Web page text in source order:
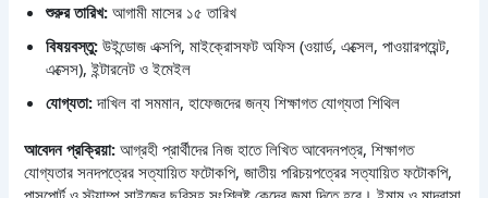
শুরুর তারিখ: আগামী মাসের ১৫ তারিখ
বিষয়বস্তু: উইন্ডোজ এক্সপি, মাইক্রোসফট অফিস (ওয়ার্ড, এক্সেল, পাওয়ারপয়েন্ট,
এক্সেস), ইন্টারনেট ও ইমেইল
যোগ্যতা:দাখিল বা সমমান, হাফেজদের জন্য শিক্ষাগত যোগ্যতা শিথিল
আবেদন প্রক্রিয়া: আগ্রহী প্রার্থীদের নিজ হাতে লিখিত আবেদনপত্র, শিক্ষাগত
যোগ্যতার সনদপত্রের সত্যায়িত ফটোকপি, জাতীয় পরিচয়পত্রের সত্যায়িত ফটোকপি,